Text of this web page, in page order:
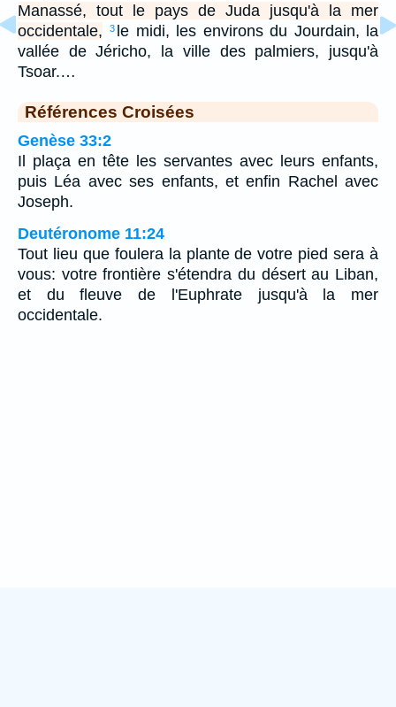
Manassé, tout le pays de Juda jusqu'à la mer
occidentale,
3 le midi, les environs du Jourdain, la
vallée de Jéricho, la ville des palmiers, jusqu'à
Tsoar.…
Références Croisées
Genèse 33:2
Il plaça en tête les servantes avec leurs enfants,
puis Léa avec ses enfants, et enfin Rachel avec
Joseph.
Deutéronome 11:24
Tout lieu que foulera la plante de votre pied sera à
vous: votre frontière s'étendra du désert au Liban,
et du fleuve de l'Euphrate jusqu'à la mer
occidentale.